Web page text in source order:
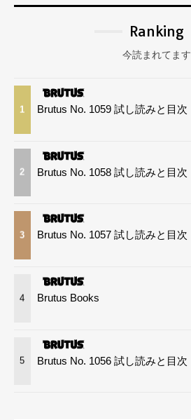
Ranking
今読まれてます
1 Brutus No. 1059 試し読みと目次
2 Brutus No. 1058 試し読みと目次
3 Brutus No. 1057 試し読みと目次
4 Brutus Books
5 Brutus No. 1056 試し読みと目次